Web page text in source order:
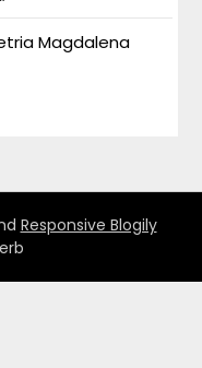
Magdalena
Responsive Blogily